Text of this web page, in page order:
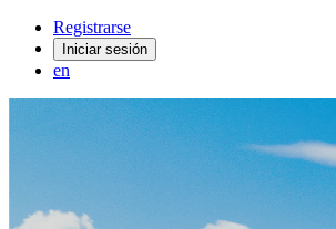
Registrarse
Iniciar sesión
en